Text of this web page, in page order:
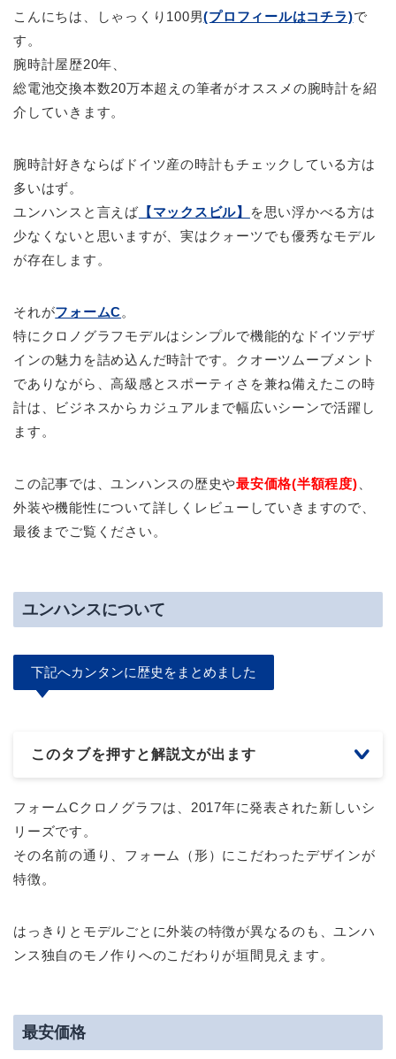
こんにちは、しゃっくり100男(プロフィールはコチラ)で
す。
腕時計屋歴20年、
総電池交換本数20万本超えの筆者がオススメの腕時計を紹
介していきます。
腕時計好きならばドイツ産の時計もチェックしている方は
多いはず。
ユンハンスと言えば【マックスビル】
を思い浮かべる方は
少なくないと思いますが、実はクォーツでも優秀なモデル
が存在します。
それがフォームC。
特にクロノグラフモデルはシンプルで機能的なドイツデザ
インの魅力を詰め込んだ時計です。クオーツムーブメント
でありながら、高級感とスポーティさを兼ね備えたこの時
計は、ビジネスからカジュアルまで幅広いシーンで活躍し
ます。
この記事では、ユンハンスの歴史や最安価格(半額程度)
外装や機能性について詳しくレビューしていきますので、
最後までご覧ください。
ユンハンスについて
下記へカンタンに歴史をまとめました
このタブを押すと解説文が出ます
フォームCクロノグラフは、2017年に発表された新しいシ
リーズです。
その名前の通り、フォーム（形）にこだわったデザインが
特徴。
はっきりとモデルごとに外装の特徴が異なるのも、ユンハ
ンス独自のモノ作りへのこだわりが垣間見えます。
最安価格